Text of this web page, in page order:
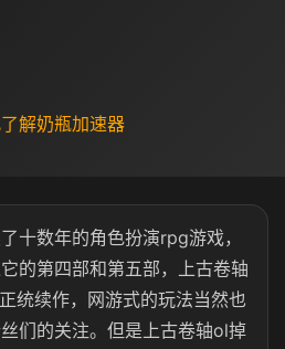
解奶瓶加速器
十数年的角色扮演rpg游戏，
的第四部和第五部，上古卷轴
统续作，网游式的玩法当然也
们的关注。但是上古卷轴ol掉